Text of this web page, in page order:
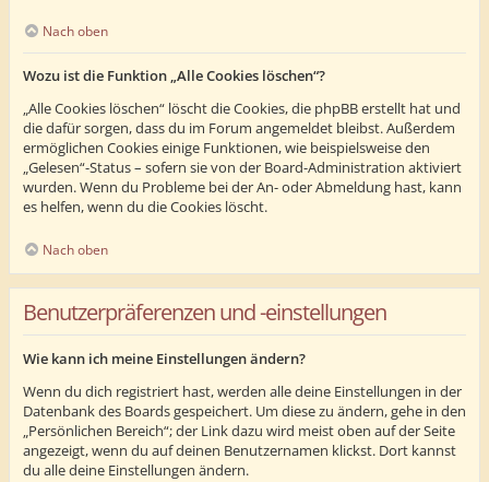
Nach oben
Wozu ist die Funktion „Alle Cookies löschen“?
„Alle Cookies löschen“ löscht die Cookies, die phpBB erstellt hat und
die dafür sorgen, dass du im Forum angemeldet bleibst. Außerdem
ermöglichen Cookies einige Funktionen, wie beispielsweise den
„Gelesen“-Status – sofern sie von der Board-Administration aktiviert
wurden. Wenn du Probleme bei der An- oder Abmeldung hast, kann
es helfen, wenn du die Cookies löscht.
Nach oben
Benutzerpräferenzen und -einstellungen
Wie kann ich meine Einstellungen ändern?
Wenn du dich registriert hast, werden alle deine Einstellungen in der
Datenbank des Boards gespeichert. Um diese zu ändern, gehe in den
„Persönlichen Bereich“; der Link dazu wird meist oben auf der Seite
angezeigt, wenn du auf deinen Benutzernamen klickst. Dort kannst
du alle deine Einstellungen ändern.